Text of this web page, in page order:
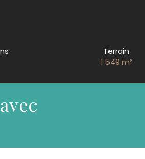
Terrain
1 549 m²